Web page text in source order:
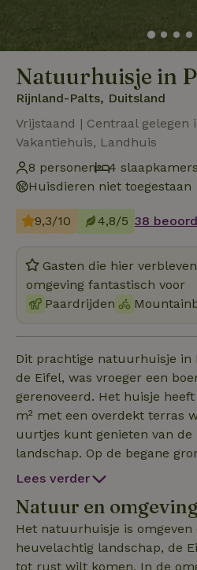
Natuurhuisje in
Rijnland-Palts, Duitsland
Vrijstaand | Centraal gelegen
Vakantiehuis, Landhuis
8 personen
4
Huisdieren niet toegestaan
9,3/10 4,8/5 38
Gasten die hier
omgeving fantastisch voor
Paardrijden
Dit prachtige natuurhuisje in
de Eifel, was vroeger een
gerenoveerd. Het huisje
m² met een overdekt terras
uurtjes kunt genieten van
landschap. Op de begane
eetkamer, woonkeuken,
recreatieruimte. Het huis
gezellige inrichting. In de
houtkachel staan vier
ruime woonkeuken heeft een
Lees verder
Natuur en
Het natuurhuisje is omgeven
heuvelachtig landschap, de
tot rust wilt komen. In de